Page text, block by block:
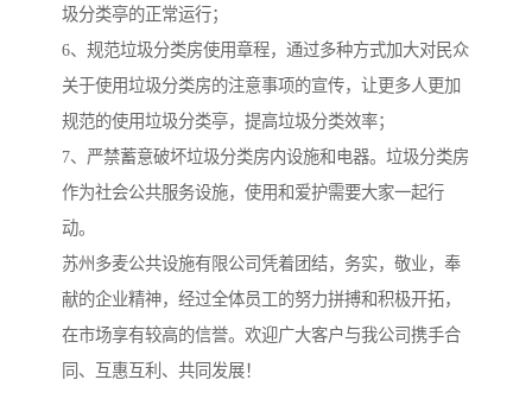
圾分类亭的正常运行；
6、规范垃圾分类房使用章程，通过多种方式加大对民众
关于使用垃圾分类房的注意事项的宣传，让更多人更加
规范的使用垃圾分类亭，提高垃圾分类效率；
7、严禁蓄意破坏垃圾分类房内设施和电器。垃圾分类房
作为社会公共服务设施，使用和爱护需要大家一起行
动。
苏州多麦公共设施有限公司凭着团结，务实，敬业，奉
献的企业精神，经过全体员工的努力拼搏和积极开拓，
在市场享有较高的信誉。欢迎广大客户与我公司携手合
同、互惠互利、共同发展！